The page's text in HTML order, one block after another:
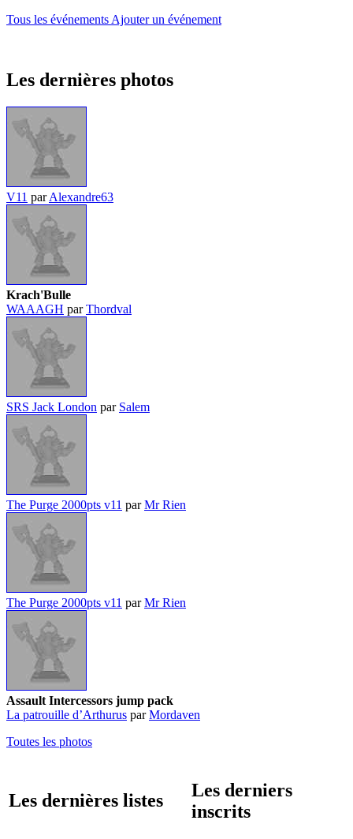
Tous les événements Ajouter un événement
Les dernières photos
V11 parAlexandre63
Krach'Bulle
WAAAGH parThordval
SRS Jack London par Salem
The Purge 2000pts v11 parMr Rien
The Purge 2000pts v11 parMr Rien
Assault Intercessors jump pack
La patrouille d’Arthurus parMordaven
Toutes les photos
Les dernières listes
Les derniers
inscrits